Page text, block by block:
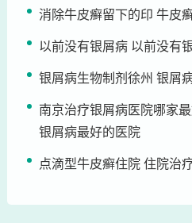
消除牛皮癣留下的印 牛皮
以前没有银屑病 以前没有
银屑病生物制剂徐州 银屑
南京治疗银屑病医院哪家
银屑病最好的医院
点滴型牛皮癣住院 住院治